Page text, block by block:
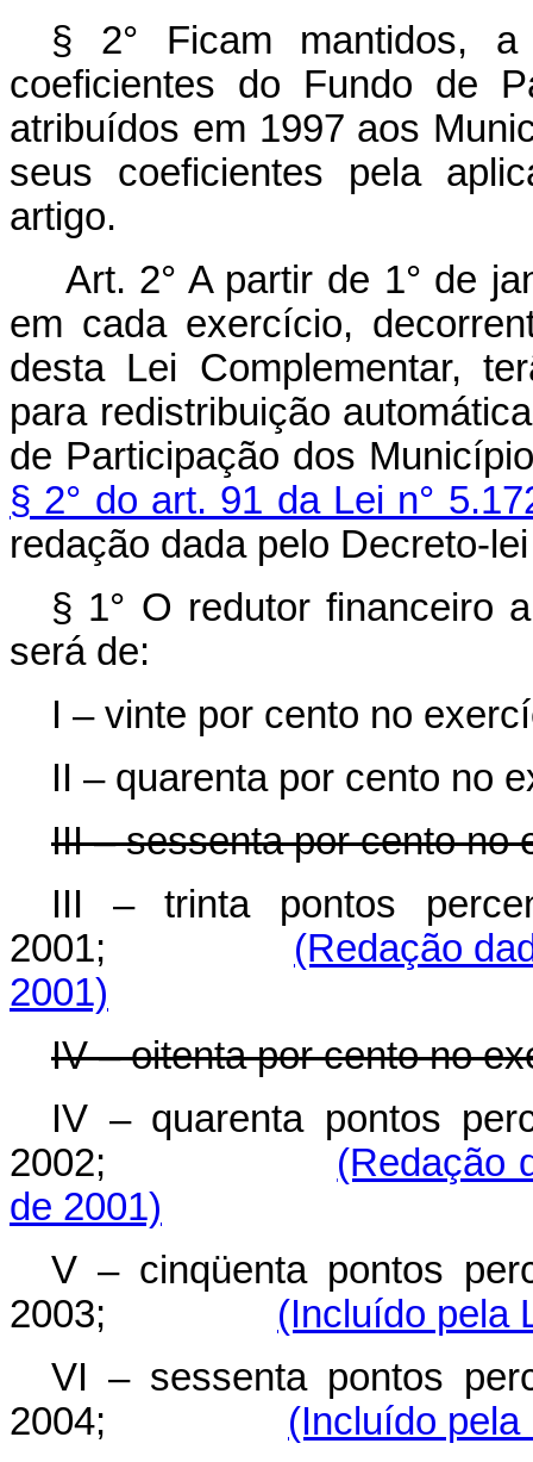
§ 2° Ficam mantidos,
coeficientes do Fundo de
atribuídos em 1997 aos
seus coeficientes pela
artigo.
Art. 2° A partir de 1° de
em cada exercício,
desta Lei Complementar,
para redistribuição
de Participação dos
§ 2° do art. 91 da Lei n°
redação dada pelo Decreto-
§ 1° O redutor financeiro
será de:
I – vinte por cento no
II – quarenta por cento no
III – sessenta por cento no
III – trinta pontos
2001; (Redação
2001)
IV – oitenta por cento no
IV – quarenta pontos
2002; (Redação
de 2001)
V – cinqüenta pontos
2003; (Incluído pela
VI – sessenta pontos
2004; (Incluído pela